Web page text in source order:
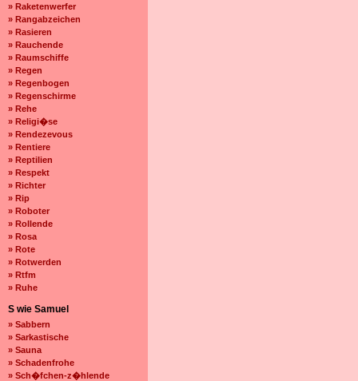
» Raketenwerfer
» Rangabzeichen
» Rasieren
» Rauchende
» Raumschiffe
» Regen
» Regenbogen
» Regenschirme
» Rehe
» Religi�se
» Rendezevous
» Rentiere
» Reptilien
» Respekt
» Richter
» Rip
» Roboter
» Rollende
» Rosa
» Rote
» Rotwerden
» Rtfm
» Ruhe
S wie Samuel
» Sabbern
» Sarkastische
» Sauna
» Schadenfrohe
» Sch�fchen-z�hlende